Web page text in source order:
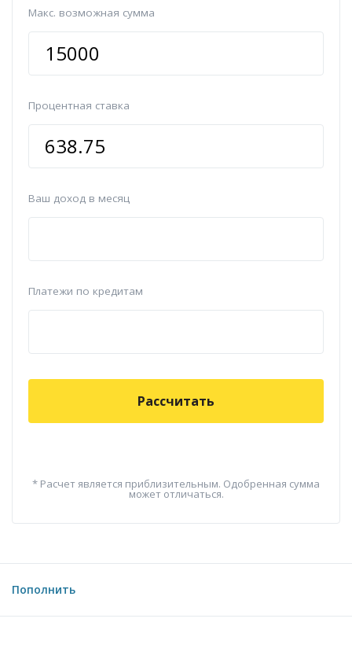
Макс. возможная сумма
Процентная ставка
Ваш доход в месяц
Платежи по кредитам
Рассчитать
* Расчет является приблизительным. Одобренная сумма
может отличаться.
Пополнить